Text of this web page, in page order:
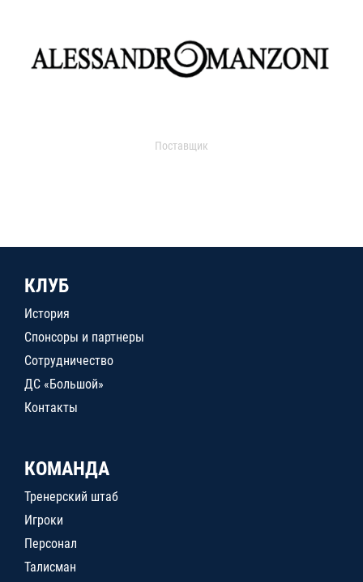
Поставщик
КЛУБ
История
Спонсоры и партнеры
Сотрудничество
ДС «Большой»
Контакты
КОМАНДА
Тренерский штаб
Игроки
Персонал
Талисман